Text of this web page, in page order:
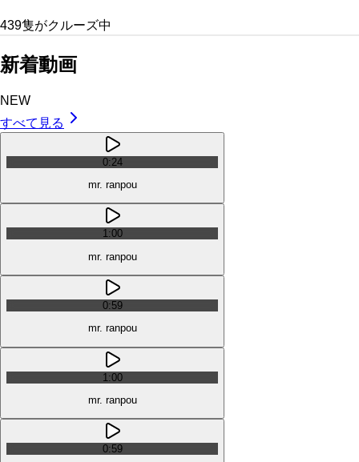
439隻がクルーズ中
新着動画
NEW
すべて見る
0:24
mr. ranpou
1:00
mr. ranpou
0:59
mr. ranpou
1:00
mr. ranpou
0:59